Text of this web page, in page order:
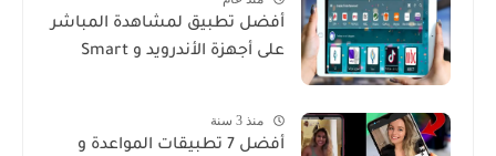
أفضل تطبيق لمشاهدة المباشر
على أجهزة الأندرويد و Smart
منذ 3 سنة
أفضل 7 تطبيقات المواعدة و